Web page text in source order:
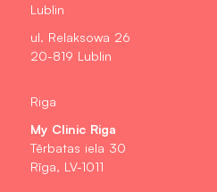
Lublin
ul. Relaksowa 26
20-819 Lublin
Riga
My Clinic Riga
Tērbatas iela 30
Rīga, LV-1011